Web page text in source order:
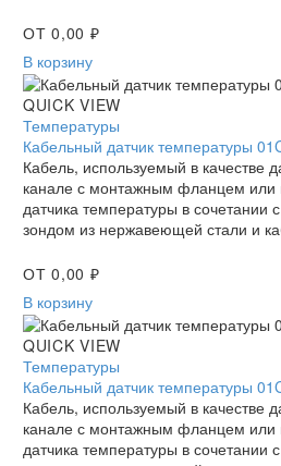
ОТ0,00 ₽
В корзину
Кабельный
датчик
температуры
01CT-
1DH
QUICK VIEW
Температуры
Кабельный датчик температуры
Кабель, используемый в качестве
канале с монтажным фланцем или
датчика температуры в сочетании
зондом из нержавеющей стали и
ОТ0,00 ₽
В корзину
Кабельный
датчик
температуры
01CT-
1LH
QUICK VIEW
Температуры
Кабельный датчик температуры
Кабель, используемый в качестве
канале с монтажным фланцем или
датчика температуры в сочетании